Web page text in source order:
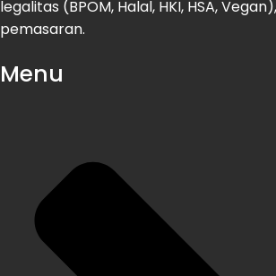
legalitas (BPOM, Halal, HKI, HSA,
pemasaran.
Menu